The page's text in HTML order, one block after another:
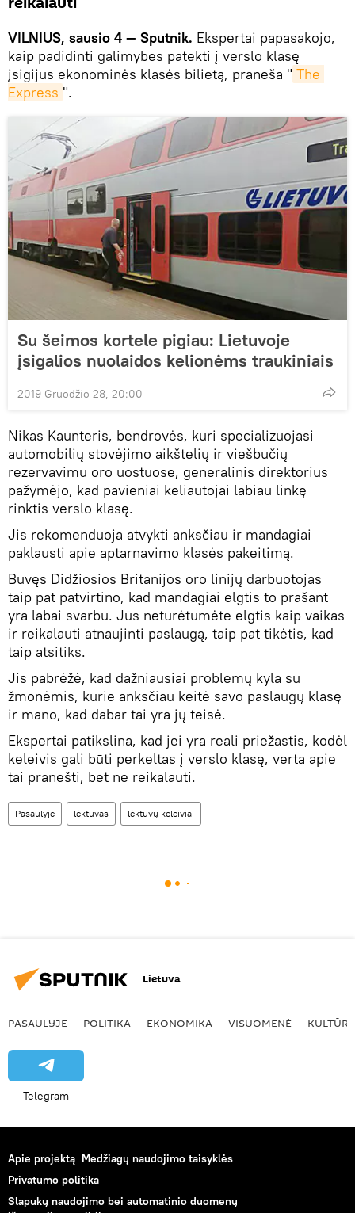
VILNIUS, sausio 4 — Sputnik. Ekspertai papasakojo,
kaip padidinti galimybes patekti į verslo klasę
įsigijus ekonominės klasės bilietą, praneša " The
Express ".
Su šeimos kortele pigiau: Lietuvoje
įsigalios nuolaidos kelionėms traukiniais
2019 Gruodžio 28, 20:00
Nikas Kaunteris, bendrovės, kuri specializuojasi
automobilių stovėjimo aikštelių ir viešbučių
rezervavimu oro uostuose, generalinis direktorius
pažymėjo, kad pavieniai keliautojai labiau linkę
rinktis verslo klasę.
Jis rekomenduoja atvykti anksčiau ir mandagiai
paklausti apie aptarnavimo klasės pakeitimą.
Buvęs Didžiosios Britanijos oro linijų darbuotojas
taip pat patvirtino, kad mandagiai elgtis to prašant
yra labai svarbu. Jūs neturėtumėte elgtis kaip vaikas
ir reikalauti atnaujinti paslaugą, taip pat tikėtis, kad
taip atsitiks.
Jis pabrėžė, kad dažniausiai problemų kyla su
žmonėmis, kurie anksčiau keitė savo paslaugų klasę
ir mano, kad dabar tai yra jų teisė.
Ekspertai patikslina, kad jei yra reali priežastis, kodėl
keleivis gali būti perkeltas į verslo klasę, verta apie
tai pranešti, bet ne reikalauti.
Pasaulyje lėktuvas lėktuvų keleiviai
Lietuva
PASAULYJE POLITIKA EKONOMIKA VISUOMENĖ KULTŪRA
Telegram
Apie projektą Medžiagų naudojimo taisyklės
Privatumo politika
Slapukų naudojimo bei automatinio duomenų